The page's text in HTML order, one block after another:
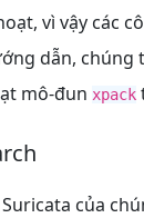
vì vậy các
dẫn, chúng
mô-đun xpack
của